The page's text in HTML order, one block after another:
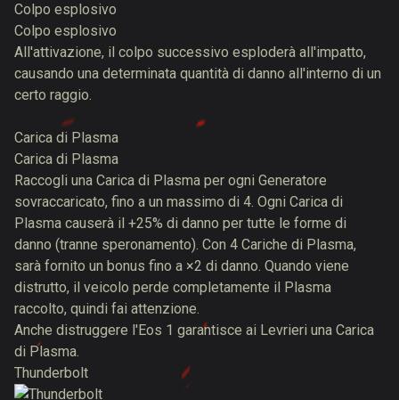
Colpo esplosivo
Colpo esplosivo
All'attivazione, il colpo successivo esploderà all'impatto,
causando una determinata quantità di danno all'interno di un
certo raggio.
Carica di Plasma
Carica di Plasma
Raccogli una Carica di Plasma per ogni Generatore
sovraccaricato, fino a un massimo di 4. Ogni Carica di
Plasma causerà il +25% di danno per tutte le forme di
danno (tranne speronamento). Con 4 Cariche di Plasma,
sarà fornito un bonus fino a ×2 di danno. Quando viene
distrutto, il veicolo perde completamente il Plasma
raccolto, quindi fai attenzione.
Anche distruggere l'Eos 1 garantisce ai Levrieri una Carica
di Plasma.
Thunderbolt